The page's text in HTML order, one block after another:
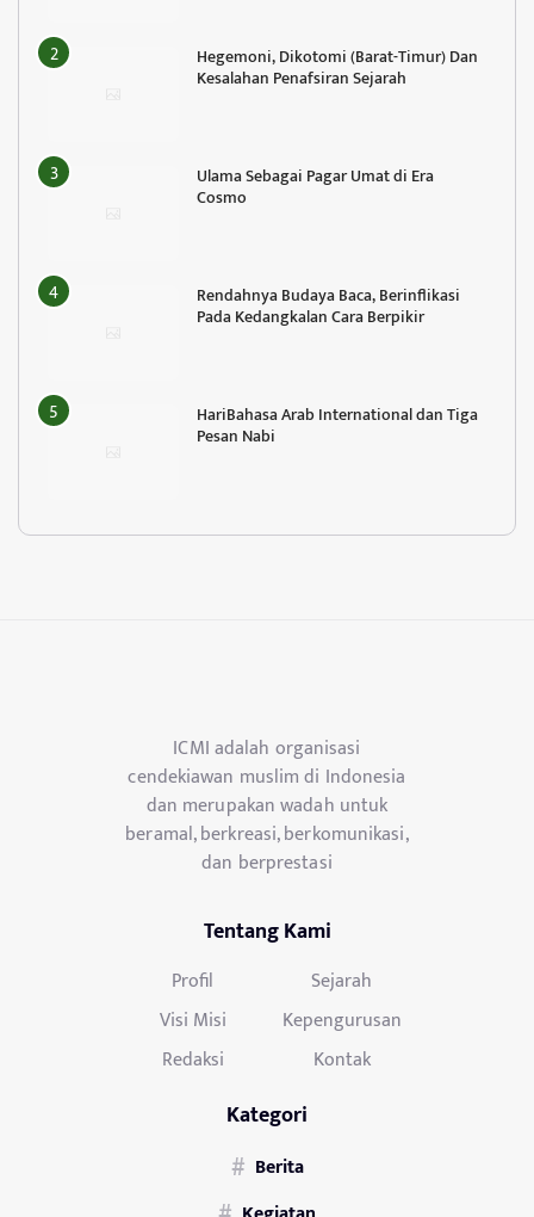
Hegemoni, Dikotomi (Barat-Timur) Dan
Kesalahan Penafsiran Sejarah
Ulama Sebagai Pagar Umat di Era
Cosmo
Rendahnya Budaya Baca, Berinflikasi
Pada Kedangkalan Cara Berpikir
HariBahasa Arab International dan Tiga
Pesan Nabi
ICMI adalah organisasi
cendekiawan muslim di Indonesia
dan merupakan wadah untuk
beramal, berkreasi, berkomunikasi,
dan berprestasi
Tentang Kami
Profil
Sejarah
Visi Misi
Kepengurusan
Redaksi
Kontak
Kategori
Berita